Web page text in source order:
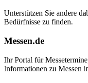
Unterstützen Sie andere
Bedürfnisse zu finden.
Messen.de
Ihr Portal für
Informationen zu Messen